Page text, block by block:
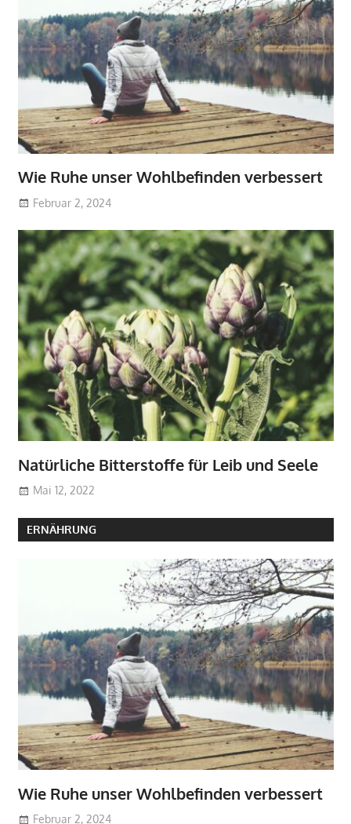
Wie Ruhe unser Wohlbefinden verbessert
Februar 2, 2024
Natürliche Bitterstoffe für Leib und Seele
Mai 12, 2022
ERNÄHRUNG
Wie Ruhe unser Wohlbefinden verbessert
Februar 2, 2024